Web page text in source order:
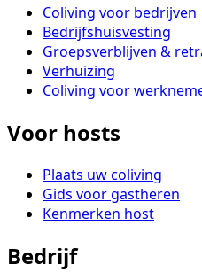
Coliving voor bedrijven
Bedrijfshuisvesting
Groepsverblijven &
Verhuizing
Coliving voor
Voor hosts
Plaats uw coliving
Gids voor gastheren
Kenmerken host
Bedrijf